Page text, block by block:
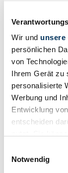
Wir und unsere
persönlichen
von
Ihrem Gerät zu
personalisierte
Werbung und
Entwicklung
entscheiden
Trigger Symbol
Notwendig
Dealer